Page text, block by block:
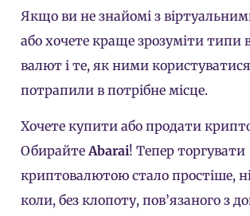
Якщо ви не знайомі з
або хочете краще зрозуміти типи
валют і те, як ними
потрапили в потрібне місце.
Хочете купити або продати
ОбирайтеAbarai! Тепер торгувати
криптовалютою стало простіше,
коли, без клопоту, пов’язаного з